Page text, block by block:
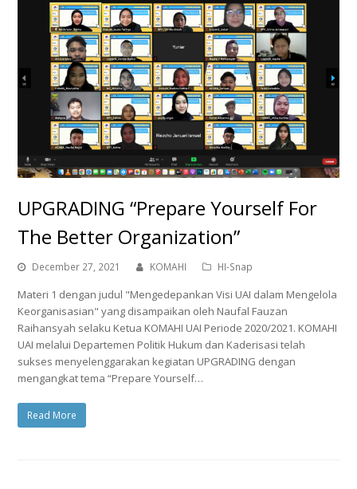
UPGRADING “Prepare Yourself For
The Better Organization”
December 27, 2021 KOMAHI HI-Snap
Materi 1 dengan judul "Mengedepankan Visi UAI dalam Mengelola
Keorganisasian" yang disampaikan oleh Naufal Fauzan
Raihansyah selaku Ketua KOMAHI UAI Periode 2020/2021. KOMAHI
UAI melalui Departemen Politik Hukum dan Kaderisasi telah
sukses menyelenggarakan kegiatan UPGRADING dengan
mengangkat tema “Prepare Yourself…
Read More